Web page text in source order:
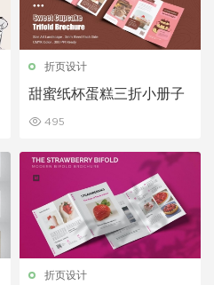
折页设计
甜蜜纸杯蛋糕三折小册子
495
折页设计